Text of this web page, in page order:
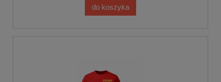
do koszyka